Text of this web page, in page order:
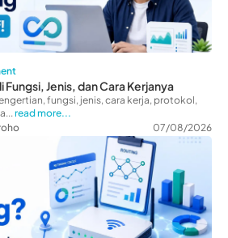
Jenis, dan Cara Kerjanya
fungsi, jenis, cara kerja, protokol,
read more...
07/08/2026